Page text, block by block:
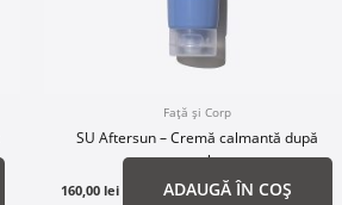
Față și Corp
SU Aftersun – Cremă calmantă după
expunerea la soare
160,00lei ADAUGĂ ÎN COȘ